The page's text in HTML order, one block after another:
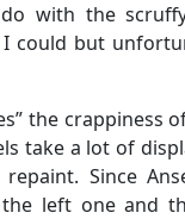
with the
could but
the crappiness
take a lot of
Since
left one and